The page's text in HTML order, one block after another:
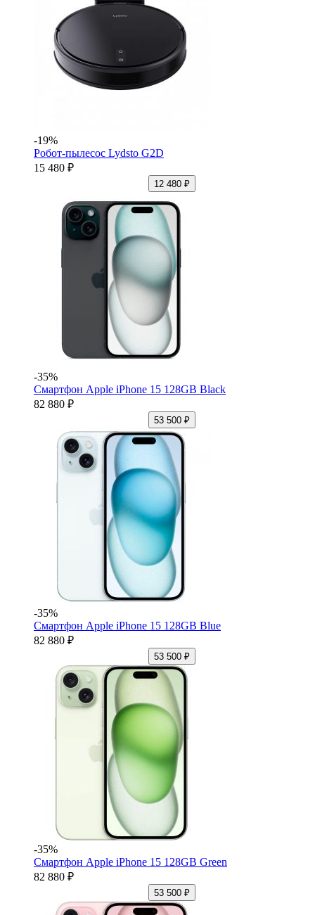
-19%
Робот-пылесос Lydsto G2D
15 480 ₽
12 480 ₽
-35%
Смартфон Apple iPhone 15 128GB Black
82 880 ₽
53 500 ₽
-35%
Смартфон Apple iPhone 15 128GB Blue
82 880 ₽
53 500 ₽
-35%
Смартфон Apple iPhone 15 128GB Green
82 880 ₽
53 500 ₽